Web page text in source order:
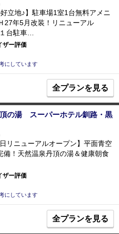
好立地♪】駐車場1室1台無料アメニ
27年5月改装！リニューアル
台駐車…
ザー評価
にしています
全プランを見る
の湯 スーパーホテル釧路・黒
リニューアルオープン】平面青空
備！天然温泉丹頂の湯＆健康朝食
ザー評価
にしています
全プランを見る